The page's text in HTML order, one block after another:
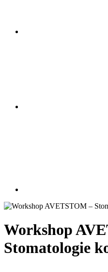
Workshop
Stomatologie